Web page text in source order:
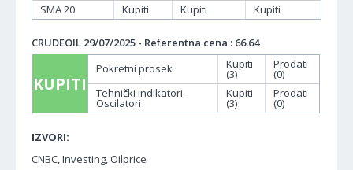
SMA 20
Kupiti Kupiti Kupiti
CRUDEOIL 29/07/2025 - Referentna cena : 66.64
KUPITI
Pokretni prosek Kupiti
(3)
Prodati
(0)
Tehnički indikatori -
Oscilatori
Kupiti
(3)
Prodati
(0)
IZVORI:
CNBC, Investing, Oilprice